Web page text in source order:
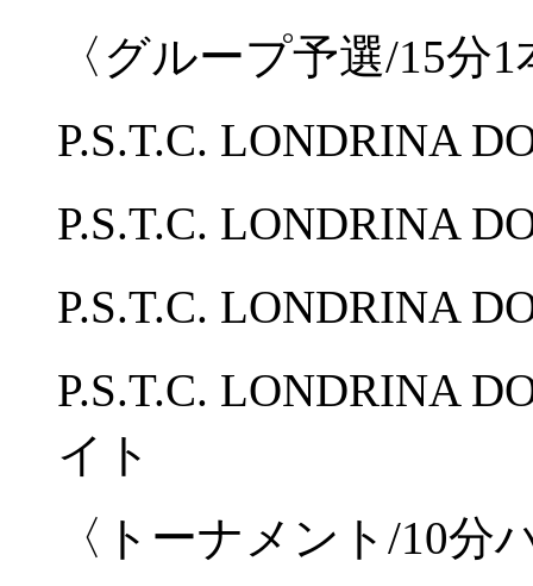
〈グループ予選/15分1
P.S.T.C. LONDRINA
P.S.T.C. LONDRINA
P.S.T.C. LONDRINA
P.S.T.C. LONDRINA
イト
〈トーナメント/10分